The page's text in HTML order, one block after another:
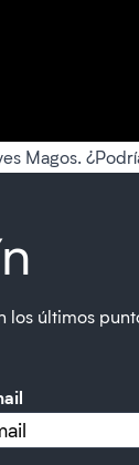
Magos.
los últimos